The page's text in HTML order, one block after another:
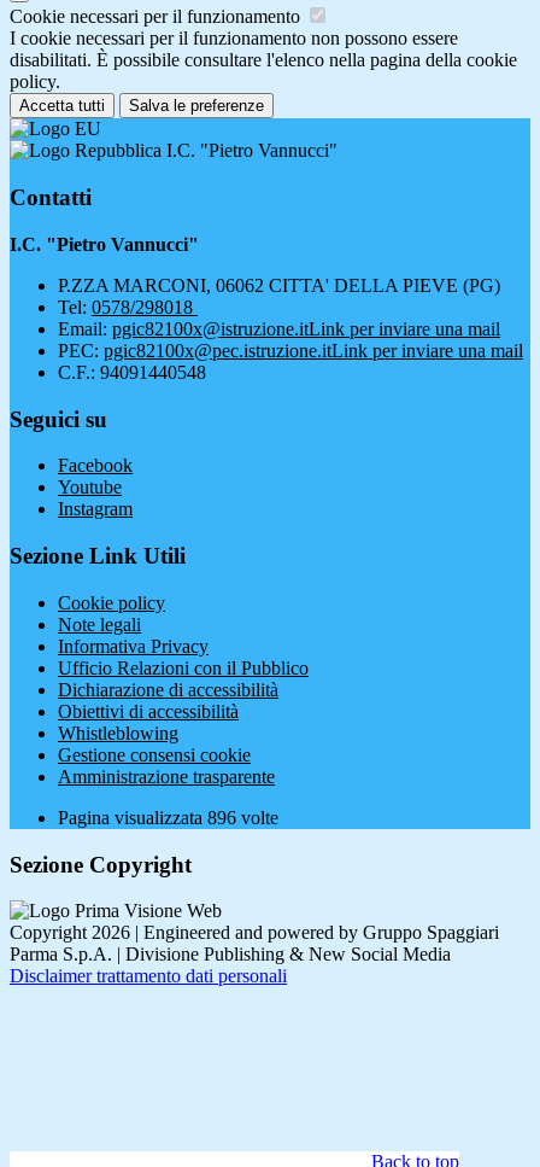
Cookie necessari per il funzionamento
I cookie necessari per il funzionamento non possono essere
disabilitati. È possibile consultare l'elenco nella pagina della cookie
policy.
Accetta tutti Salva le preferenze
I.C. "Pietro Vannucci"
Contatti
I.C. "Pietro Vannucci"
P.ZZA MARCONI, 06062 CITTA' DELLA PIEVE (PG)
Tel: 0578/298018
Email: pgic82100x@istruzione.itLink per inviare una mail
PEC: pgic82100x@pec.istruzione.itLink per inviare una mail
C.F.: 94091440548
Seguici su
Facebook
Youtube
Instagram
Sezione Link Utili
Cookie policy
Note legali
Informativa Privacy
Ufficio Relazioni con il Pubblico
Dichiarazione di accessibilità
Obiettivi di accessibilità
Whistleblowing
Gestione consensi cookie
Amministrazione trasparente
Pagina visualizzata 896 volte
Sezione Copyright
Copyright 2026 | Engineered and powered by Gruppo Spaggiari
Parma S.p.A. | Divisione Publishing & New Social Media
Disclaimer trattamento dati personali
Back to top